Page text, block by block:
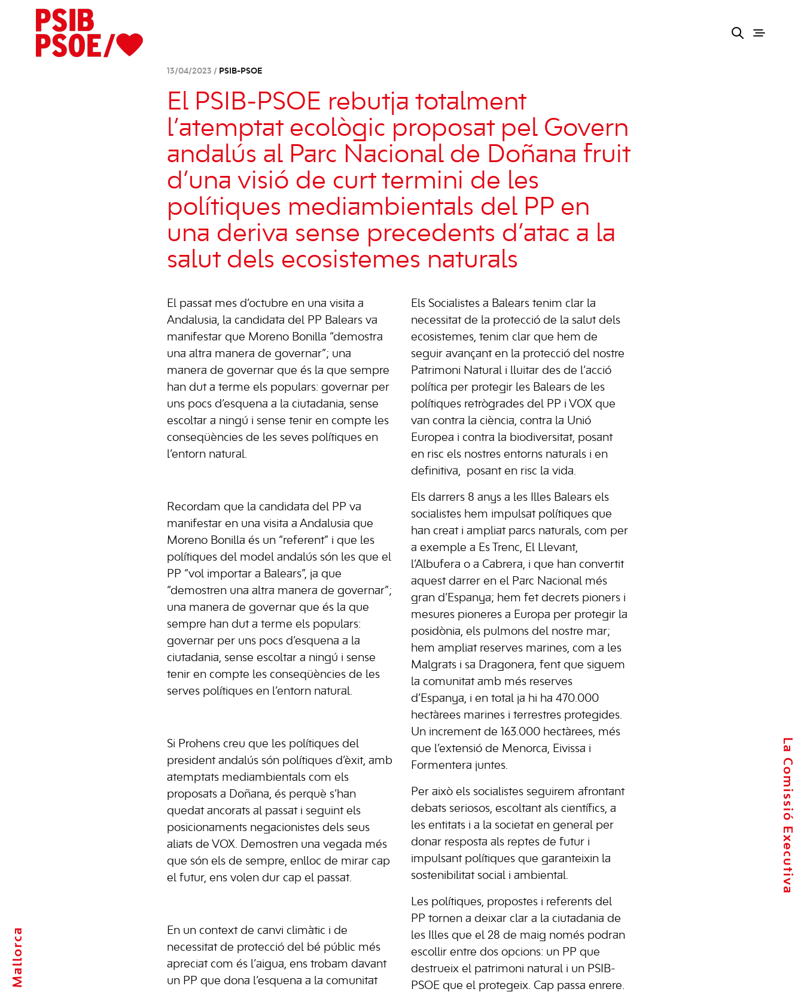
Mallorca
La Comissió Executiva
13/04/2023 / PSIB-PSOE
El PSIB-PSOE rebutja totalment
l’atemptat ecològic proposat pel Govern
andalús al Parc Nacional de Doñana fruit
d’una visió de curt termini de les
polítiques mediambientals del PP en
una deriva sense precedents d’atac a la
salut dels ecosistemes naturals
El passat mes d’octubre en una visita a
Andalusia, la candidata del PP Balears va
manifestar que Moreno Bonilla “demostra
una altra manera de governar”; una
manera de governar que és la que sempre
han dut a terme els populars: governar per
uns pocs d’esquena a la ciutadania, sense
escoltar a ningú i sense tenir en compte les
conseqüències de les seves polítiques en
l’entorn natural.
Recordam que la candidata del PP va
manifestar en una visita a Andalusia que
Moreno Bonilla és un “referent” i que les
polítiques del model andalús són les que el
PP “vol importar a Balears”, ja que
“demostren una altra manera de governar”;
una manera de governar que és la que
sempre han dut a terme els populars:
governar per uns pocs d’esquena a la
ciutadania, sense escoltar a ningú i sense
tenir en compte les conseqüències de les
serves polítiques en l’entorn natural.
Si Prohens creu que les polítiques del
president andalús són polítiques d’èxit, amb
atemptats mediambientals com els
proposats a Doñana, és perquè s’han
quedat ancorats al passat i seguint els
posicionaments negacionistes dels seus
aliats de VOX. Demostren una vegada més
que són els de sempre, enlloc de mirar cap
el futur, ens volen dur cap el passat.
En un context de canvi climàtic i de
necessitat de protecció del bé públic més
apreciat com és l’aigua, ens trobam davant
un PP que dona l’esquena a la comunitat
Els Socialistes a Balears tenim clar la
necessitat de la protecció de la salut dels
ecosistemes, tenim clar que hem de
seguir avançant en la protecció del nostre
Patrimoni Natural i lluitar des de l’acció
política per protegir les Balears de les
polítiques retrògrades del PP i VOX que
van contra la ciència, contra la Unió
Europea i contra la biodiversitat, posant
en risc els nostres entorns naturals i en
definitiva, posant en risc la vida.
Els darrers 8 anys a les Illes Balears els
socialistes hem impulsat polítiques que
han creat i ampliat parcs naturals, com per
a exemple a Es Trenc, El Llevant,
l’Albufera o a Cabrera, i que han convertit
aquest darrer en el Parc Nacional més
gran d’Espanya; hem fet decrets pioners i
mesures pioneres a Europa per protegir la
posidònia, els pulmons del nostre mar;
hem ampliat reserves marines, com a les
Malgrats i sa Dragonera, fent que siguem
la comunitat amb més reserves
d’Espanya, i en total ja hi ha 470.000
hectàrees marines i terrestres protegides.
Un increment de 163.000 hectàrees, més
que l’extensió de Menorca, Eivissa i
Formentera juntes.
Per això els socialistes seguirem afrontant
debats seriosos, escoltant als científics, a
les entitats i a la societat en general per
donar resposta als reptes de futur i
impulsant polítiques que garanteixin la
sostenibilitat social i ambiental.
Les polítiques, propostes i referents del
PP tornen a deixar clar a la ciutadania de
les Illes que el 28 de maig només podran
escollir entre dos opcions: un PP que
destrueix el patrimoni natural i un PSIB-
PSOE que el protegeix. Cap passa enrere.